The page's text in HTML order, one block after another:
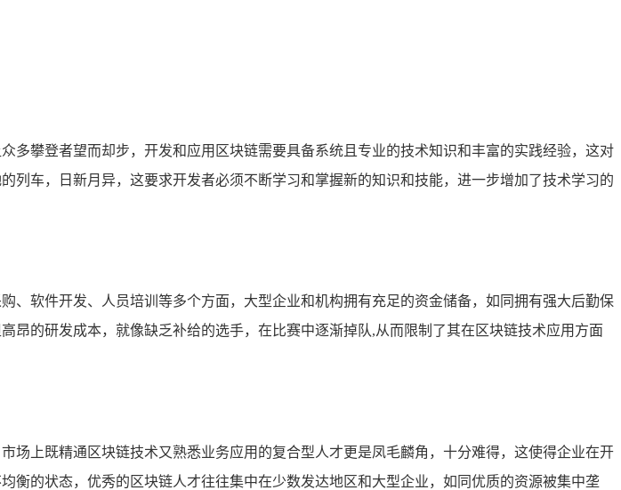
多攀登者望而却步，开发和应用区块链需要具备系统且专业的技术知识和丰富的实践经验，这对
车，日新月异，这要求开发者必须不断学习和掌握新的知识和技能，进一步增加了技术学习的
、软件开发、人员培训等多个方面，大型企业和机构拥有充足的资金储备，如同拥有强大后勤保
的研发成本，就像缺乏补给的选手，在比赛中逐渐掉队,从而限制了其在区块链技术应用方面
场上既精通区块链技术又熟悉业务应用的复合型人才更是凤毛麟角，十分难得，这使得企业在开
的状态，优秀的区块链人才往往集中在少数发达地区和大型企业，如同优质的资源被集中垄